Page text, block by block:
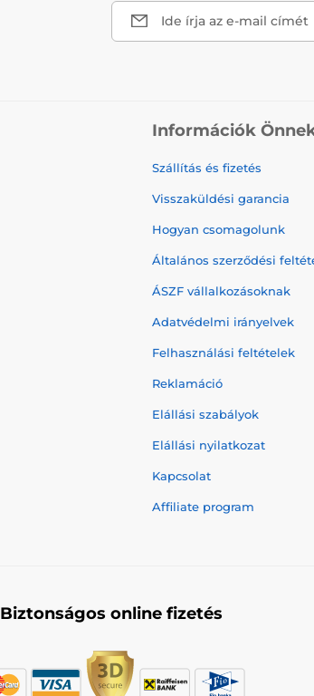
Ide írja az e-mail címét
Információk
Szállítás és fizetés
Visszaküldési garancia
Hogyan csomagolunk
Általános szerződési
ÁSZF vállalkozásoknak
Adatvédelmi irányelvek
Felhasználási feltételek
Reklamáció
Elállási szabályok
Elállási nyilatkozat
Kapcsolat
Affiliate program
Biztonságos online fizetés